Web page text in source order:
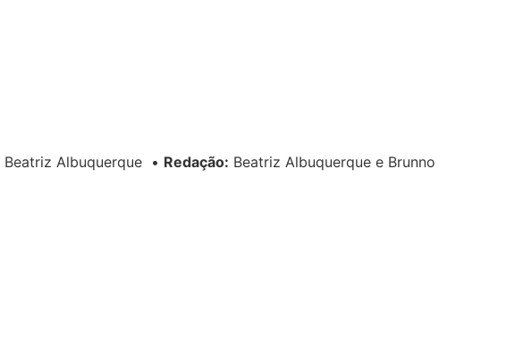
Beatriz Albuquerque • Redação: Beatriz Albuquerque e Brunno